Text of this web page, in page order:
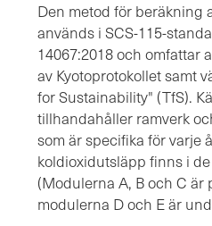
Den metod för beräkning
används i SCS-115-
14067:2018och omfattar
av Kyotoprotokollet samt
for Sustainability" (TfS).
tillhandahåller ramverk
som är specifika för varje
koldioxidutsläpp finns i
(Modulerna A, B och C
modulerna D och E är